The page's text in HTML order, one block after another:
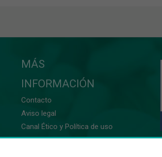
MÁS
INFORMACIÓN
Contacto
Aviso legal
Canal Ético y Política de uso